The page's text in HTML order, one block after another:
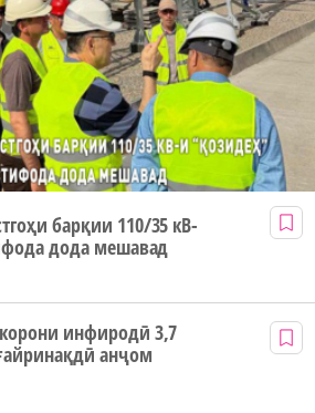
барқии 110/35 кВ-
дода мешавад
инфиродӣ 3,7
анҷом